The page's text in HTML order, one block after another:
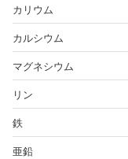
カリウム
カルシウム
マグネシウム
リン
鉄
亜鉛